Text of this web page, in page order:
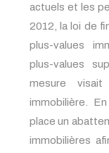
actuels et les
2012, la loi de
plus-values
plus-values
mesure
immobilière.
place un
immobilières